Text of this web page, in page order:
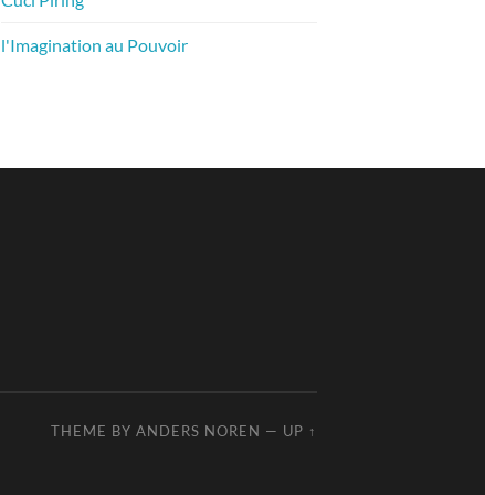
l'Imagination au Pouvoir
THEME BY ANDERS NOREN — UP ↑